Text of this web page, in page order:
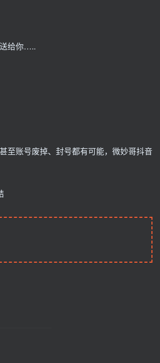
给你…..
至账号废掉、封号都有可能，微妙哥抖音